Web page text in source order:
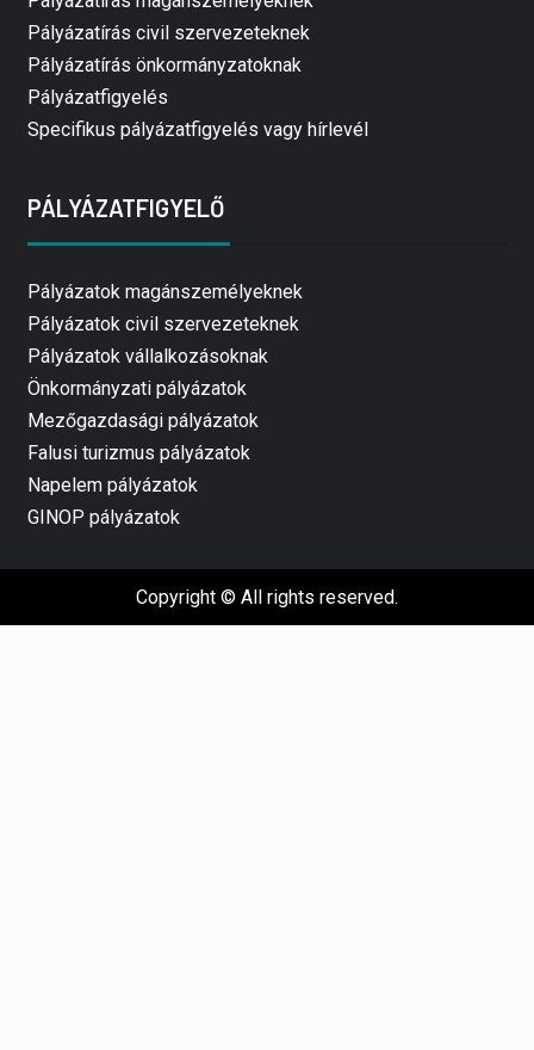
Pályázatírás civil szervezeteknek
Pályázatírás önkormányzatoknak
Pályázatfigyelés
Specifikus pályázatfigyelés vagy hírlevél
PÁLYÁZATFIGYELŐ
Pályázatok magánszemélyeknek
Pályázatok civil szervezeteknek
Pályázatok vállalkozásoknak
Önkormányzati pályázatok
Mezőgazdasági pályázatok
Falusi turizmus pályázatok
Napelem pályázatok
GINOP pályázatok
Copyright © All rights reserved.